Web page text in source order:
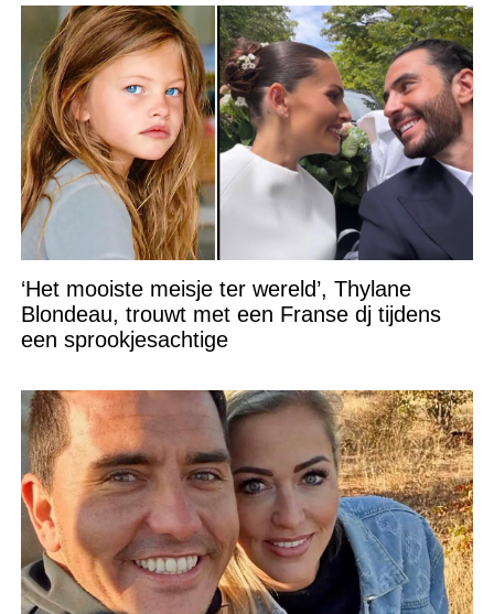
‘Het mooiste meisje ter wereld’, Thylane
Blondeau, trouwt met een Franse dj tijdens
een sprookjesachtige